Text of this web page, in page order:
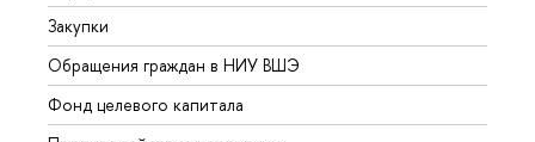
Закупки
Обращения граждан в НИУ ВШЭ
Фонд целевого капитала